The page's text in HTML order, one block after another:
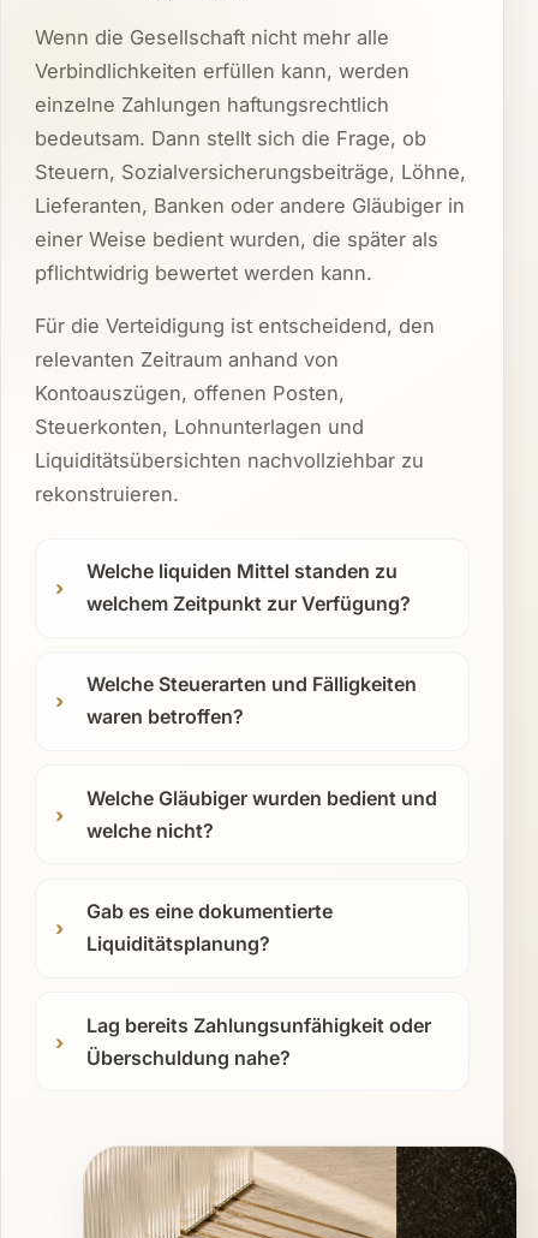
Wenn die Gesellschaft nicht mehr alle
Verbindlichkeiten erfüllen kann, werden
einzelne Zahlungen haftungsrechtlich
bedeutsam. Dann stellt sich die Frage, ob
Steuern, Sozialversicherungsbeiträge, Löhne,
Lieferanten, Banken oder andere Gläubiger in
einer Weise bedient wurden, die später als
pflichtwidrig bewertet werden kann.
Für die Verteidigung ist entscheidend, den
relevanten Zeitraum anhand von
Kontoauszügen, offenen Posten,
Steuerkonten, Lohnunterlagen und
Liquiditätsübersichten nachvollziehbar zu
rekonstruieren.
Welche liquiden Mittel standen zu
welchem Zeitpunkt zur Verfügung?
Welche Steuerarten und Fälligkeiten
waren betroffen?
Welche Gläubiger wurden bedient und
welche nicht?
Gab es eine dokumentierte
Liquiditätsplanung?
Lag bereits Zahlungsunfähigkeit oder
Überschuldung nahe?